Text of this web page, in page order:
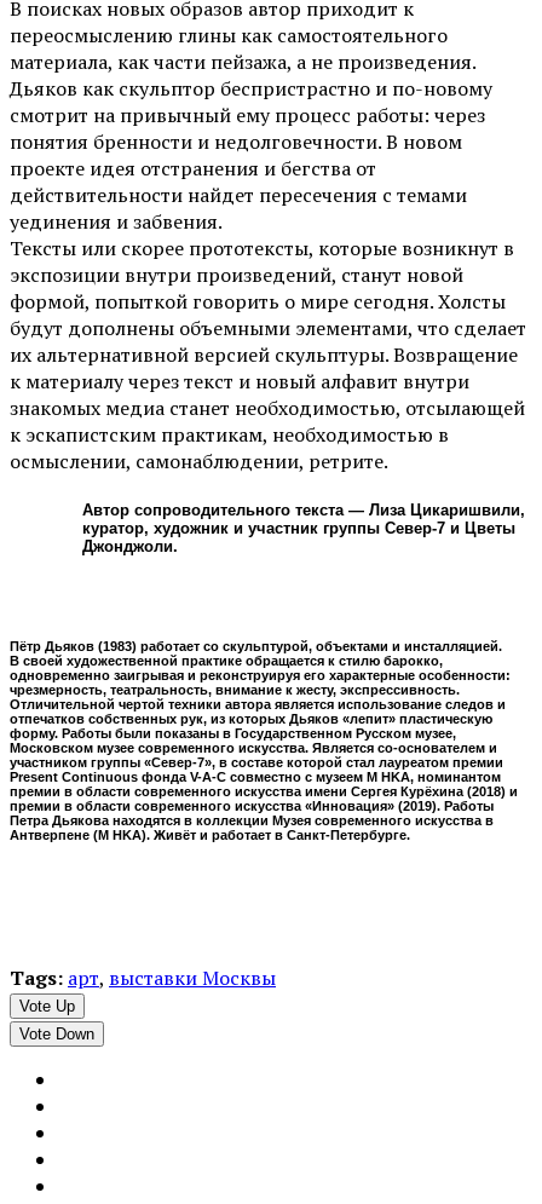
В поисках новых образов автор приходит к
переосмыслению глины как самостоятельного
материала, как части пейзажа, а не произведения.
Дьяков как скульптор беспристрастно и по-новому
смотрит на привычный ему процесс работы: через
понятия бренности и недолговечности. В новом
проекте идея отстранения и бегства от
действительности найдет пересечения с темами
уединения и забвения.
Тексты или скорее прототексты, которые возникнут в
экспозиции внутри произведений, станут новой
формой, попыткой говорить о мире сегодня. Холсты
будут дополнены объемными элементами, что сделает
их альтернативной версией скульптуры. Возвращение
к материалу через текст и новый алфавит внутри
знакомых медиа станет необходимостью, отсылающей
к эскапистским практикам, необходимостью в
осмыслении, самонаблюдении, ретрите.
Автор сопроводительного текста — Лиза Цикаришвили,
куратор, художник и участник группы Север-7 и Цветы
Джонджоли.
Пётр Дьяков (1983) работает со скульптурой, объектами и инсталляцией.
В своей художественной практике обращается к стилю барокко,
одновременно заигрывая и реконструируя его характерные особенности:
чрезмерность, театральность, внимание к жесту, экспрессивность.
Отличительной чертой техники автора является использование следов и
отпечатков собственных рук, из которых Дьяков «лепит» пластическую
форму. Работы были показаны в Государственном Русском музее,
Московском музее современного искусства. Является со-основателем и
участником группы «Север-7», в составе которой стал лауреатом премии
Present Continuous фонда V-A-C совместно с музеем M HKA, номинантом
премии в области современного искусства имени Сергея Курёхина (2018) и
премии в области современного искусства «Инновация» (2019). Работы
Петра Дьякова находятся в коллекции Музея современного искусства в
Антверпене (M HKA). Живёт и работает в Санкт-Петербурге.
Tags: арт, выставки Москвы
Vote Up
Vote Down